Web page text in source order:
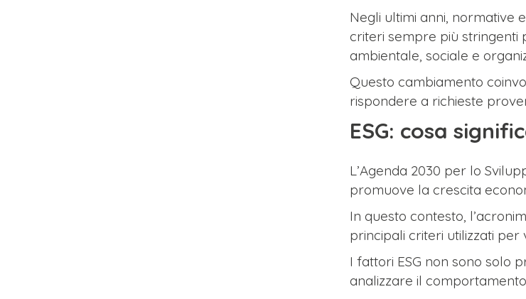
Negli ultimi anni, normative
criteri sempre più stringenti
ambientale, sociale e
Questo cambiamento
rispondere a richieste
ESG: cosa
L’Agenda 2030 per lo
promuove la crescita
In questo contesto,
principali criteri utilizzati
I fattori ESG non sono solo
analizzare il